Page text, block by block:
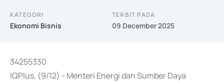
KATEGORI
Ekonomi Bisnis
TERBIT PADA
09 December 2025
34255330
IQPlus, (9/12) - Menteri Energi dan Sumber Daya